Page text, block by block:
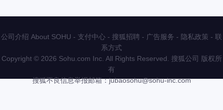
公司介绍 About SOHU - 支付中心 - 搜狐招聘 - 广告服务 - 隐私政策 - 联
系方式
Copyright © 2026 Sohu.com Inc. All Rights Reserved. 搜狐公司 版权所
有
搜狐不良信息举报邮箱：jubaosohu@sohu-inc.com